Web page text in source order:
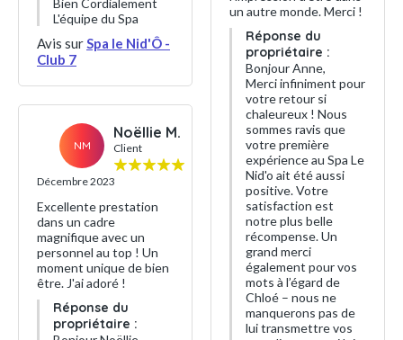
Bien Cordialement
L'équipe du Spa
Avis surSpa le Nid'Ô -
Club 7
NM
Noëllie M.
Client
Décembre 2023
Excellente prestation
dans un cadre
magnifique avec un
personnel au top ! Un
moment unique de bien
être. J'ai adoré !
Réponse du
propriétaire :
un autre monde. Merci !
Réponse du
propriétaire :
Bonjour Anne,
Merci infiniment pour
votre retour si
chaleureux ! Nous
sommes ravis que
votre première
expérience au Spa Le
Nid'o ait été aussi
positive. Votre
satisfaction est
notre plus belle
récompense. Un
grand merci
également pour vos
mots à l’égard de
Chloé – nous ne
manquerons pas de
lui transmettre vos